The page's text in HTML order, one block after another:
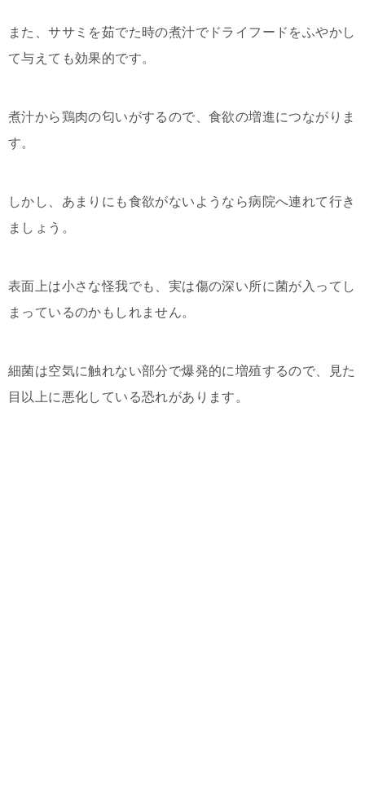
また、ササミを茹でた時の煮汁でドライフードをふやかし
て与えても効果的です。
煮汁から鶏肉の匂いがするので、食欲の増進につながりま
す。
しかし、あまりにも食欲がないようなら病院へ連れて行き
ましょう。
表面上は小さな怪我でも、実は傷の深い所に菌が入ってし
まっているのかもしれません。
細菌は空気に触れない部分で爆発的に増殖するので、見た
目以上に悪化している恐れがあります。